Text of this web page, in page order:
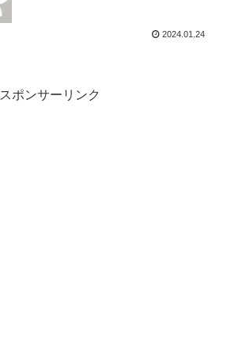
2024.01.24
スポンサーリンク